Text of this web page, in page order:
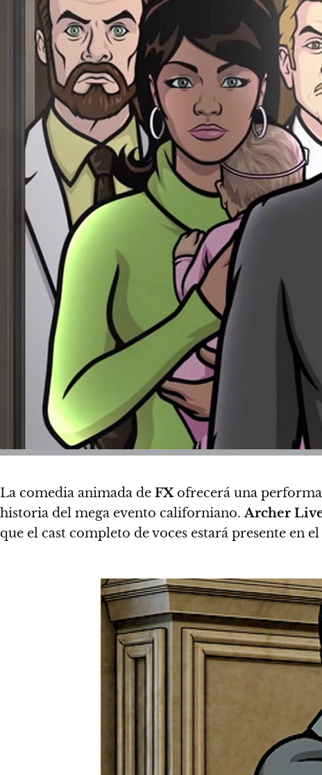
La comedia animada de FXofrecerá una
historia del mega evento californiano.Archer
que el cast completo de voces estará presente en